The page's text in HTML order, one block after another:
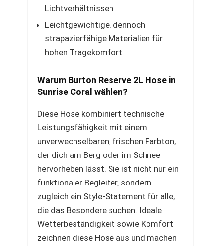
Lichtverhältnissen
Leichtgewichtige, dennoch
strapazierfähige Materialien für
hohen Tragekomfort
Warum Burton Reserve 2L Hose in
Sunrise Coral wählen?
Diese Hose kombiniert technische
Leistungsfähigkeit mit einem
unverwechselbaren, frischen Farbton,
der dich am Berg oder im Schnee
hervorheben lässt. Sie ist nicht nur ein
funktionaler Begleiter, sondern
zugleich ein Style-Statement für alle,
die das Besondere suchen. Ideale
Wetterbeständigkeit sowie Komfort
zeichnen diese Hose aus und machen